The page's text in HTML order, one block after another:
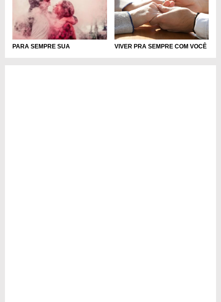
PARA SEMPRE SUA VIVER PRA SEMPRE COM VOCÊ